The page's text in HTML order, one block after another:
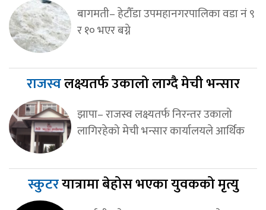
बागमती– हेटौँडा उपमहानगरपालिका वडा नं ९
र १० भएर बग्ने
राजस्वलक्ष्यतर्फ उकालो लाग्दै मेची भन्सार
झापा– राजस्व लक्ष्यतर्फ निरन्तर उकालो
लागिरहेको मेची भन्सार कार्यालयले आर्थिक
स्कुटरयात्रामा बेहोस भएका युवकको मृत्यु